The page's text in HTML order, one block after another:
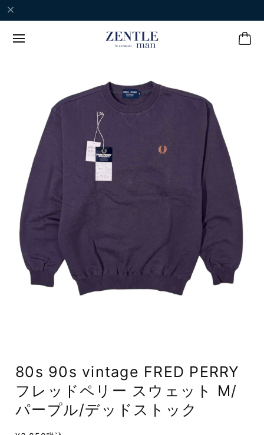
80s 90s vintage FRED PERRY
フレッドペリー スウェット M/
パープル/デッドストック